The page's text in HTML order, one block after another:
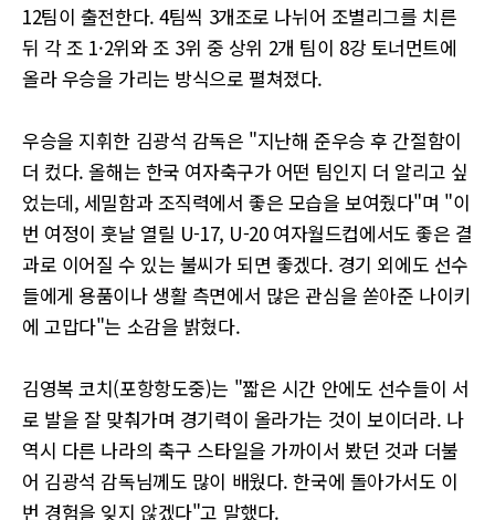
12팀이 출전한다. 4팀씩 3개조로 나뉘어 조별리그를 치른
뒤 각 조 1·2위와 조 3위 중 상위 2개 팀이 8강 토너먼트에
올라 우승을 가리는 방식으로 펼쳐졌다.
우승을 지휘한 김광석 감독은 "지난해 준우승 후 간절함이
더 컸다. 올해는 한국 여자축구가 어떤 팀인지 더 알리고 싶
었는데, 세밀함과 조직력에서 좋은 모습을 보여줬다"며 "이
번 여정이 훗날 열릴 U-17, U-20 여자월드컵에서도 좋은 결
과로 이어질 수 있는 불씨가 되면 좋겠다. 경기 외에도 선수
들에게 용품이나 생활 측면에서 많은 관심을 쏟아준 나이키
에 고맙다"는 소감을 밝혔다.
김영복 코치(포항항도중)는 "짧은 시간 안에도 선수들이 서
로 발을 잘 맞춰가며 경기력이 올라가는 것이 보이더라. 나
역시 다른 나라의 축구 스타일을 가까이서 봤던 것과 더불
어 김광석 감독님께도 많이 배웠다. 한국에 돌아가서도 이
번 경험을 잊지 않겠다"고 말했다.